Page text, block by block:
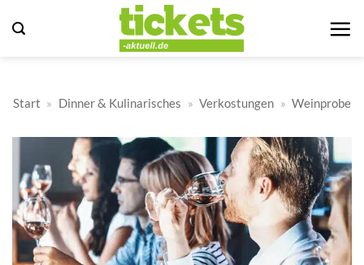
Inhalt
Start » Dinner & Kulinarisches » Verkostungen » Weinprobe